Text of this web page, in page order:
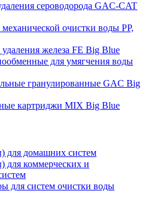
сероводорода GAC-CAT
очистки воды PP,
железа FE Big Blue
для умягчения воды
гранулированные GAC Big
картриджи MIX Big Blue
для домашних систем
для коммерческих и
для систем очистки воды